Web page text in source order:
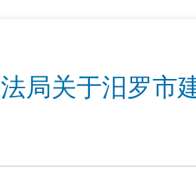
局关于汨罗市